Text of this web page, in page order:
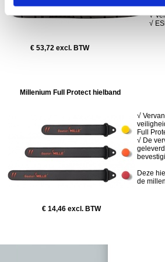
√
√
√
€ 53,72 excl. BTW
Millenium Full Protect hielband
√
Full
√ De
Deze
de
€ 14,46 excl. BTW